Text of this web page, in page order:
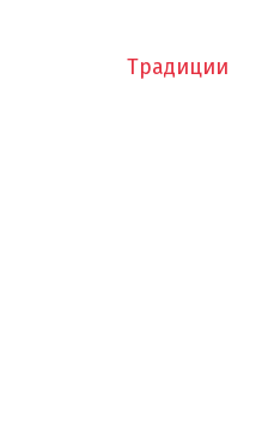
Традиции